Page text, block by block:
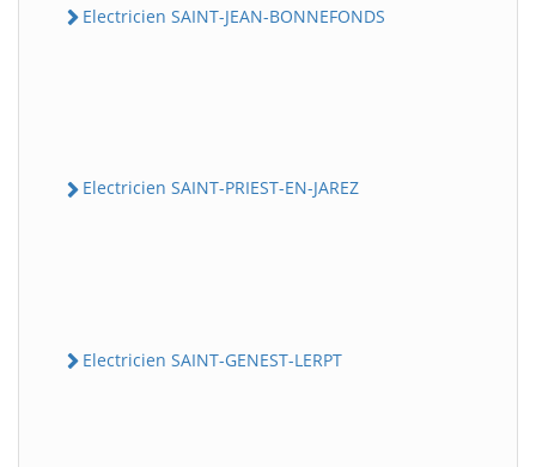
Electricien SAINT-JEAN-BONNEFONDS
Electricien SAINT-PRIEST-EN-JAREZ
Electricien SAINT-GENEST-LERPT